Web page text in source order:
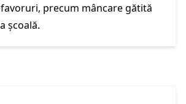
precum mâncare gătită
școală.